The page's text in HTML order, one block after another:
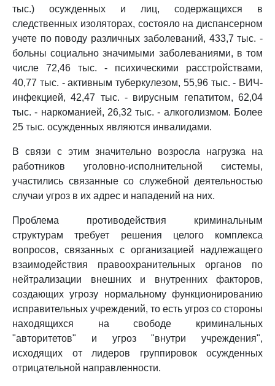
тыс.) осужденных и лиц, содержащихся в
следственных изоляторах, состояло на диспансерном
учете по поводу различных заболеваний, 433,7 тыс. -
больны социально значимыми заболеваниями, в том
числе 72,46 тыс. - психическими расстройствами,
40,77 тыс. - активным туберкулезом, 55,96 тыс. - ВИЧ-
инфекцией, 42,47 тыс. - вирусным гепатитом, 62,04
тыс. - наркоманией, 26,32 тыс. - алкоголизмом. Более
25 тыс. осужденных являются инвалидами.
В связи с этим значительно возросла нагрузка на
работников уголовно-исполнительной системы,
участились связанные со служебной деятельностью
случаи угроз в их адрес и нападений на них.
Проблема противодействия криминальным
структурам требует решения целого комплекса
вопросов, связанных с организацией надлежащего
взаимодействия правоохранительных органов по
нейтрализации внешних и внутренних факторов,
создающих угрозу нормальному функционированию
исправительных учреждений, то есть угроз со стороны
находящихся на свободе криминальных
"авторитетов" и угроз "внутри учреждения",
исходящих от лидеров группировок осужденных
отрицательной направленности.